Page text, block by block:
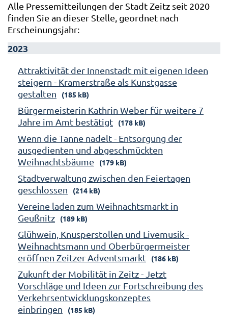
Alle Pressemitteilungen der Stadt Zeitz seit 2020
finden Sie an dieser Stelle, geordnet nach
Erscheinungsjahr:
2023
Attraktivität der Innenstadt mit eigenen Ideen
steigern - Kramerstraße als Kunstgasse
gestalten
(185 kB)
Bürgermeisterin Kathrin Weber für weitere 7
Jahre im Amt bestätigt
(178 kB)
Wenn die Tanne nadelt - Entsorgung der
ausgedienten und abgeschmückten
Weihnachtsbäume
(179 kB)
Stadtverwaltung zwischen den Feiertagen
geschlossen
(214 kB)
Vereine laden zum Weihnachtsmarkt in
Geußnitz
(189 kB)
Glühwein, Knusperstollen und Livemusik -
Weihnachtsmann und Oberbürgermeister
eröffnen Zeitzer Adventsmarkt
(186 kB)
Zukunft der Mobilität in Zeitz - Jetzt
Vorschläge und Ideen zur Fortschreibung des
Verkehrsentwicklungskonzeptes
einbringen
(185 kB)